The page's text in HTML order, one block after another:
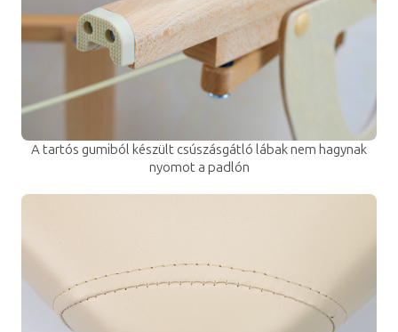
A tartós gumiból készült csúszásgátló lábak nem hagynak
nyomot a padlón